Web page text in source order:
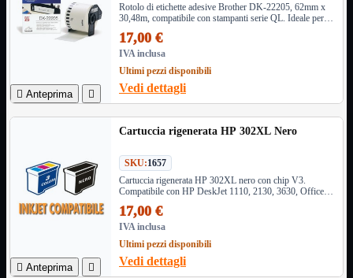
Tastiere 
UPS
Varie
Webcam
Networking
Antenne WiFi
Firewall
NAS
NAS Ricondizionato
PowerLine
Ripetitore WiFi
Router
Scheda di Rete
Switch POE
Switch Rete
 Anteprima 
Rotolo di etichette adesive Brother DK-22205, 62mm x
30,48m, compatibile con stampanti serie QL. Ideale per
magazzino.
17,00 €
IVA inclusa
Ultimi pezzi disponibili
Vedi dettagli
 Anteprima 
Cartuccia rigenerata HP 302XL Nero
SKU:1657
Cartuccia rigenerata HP 302XL nero con chip V3.
Compatibile con HP DeskJet 1110, 2130, 3630, OfficeJet
17,00 €
IVA inclusa
Ultimi pezzi disponibili
Vedi dettagli